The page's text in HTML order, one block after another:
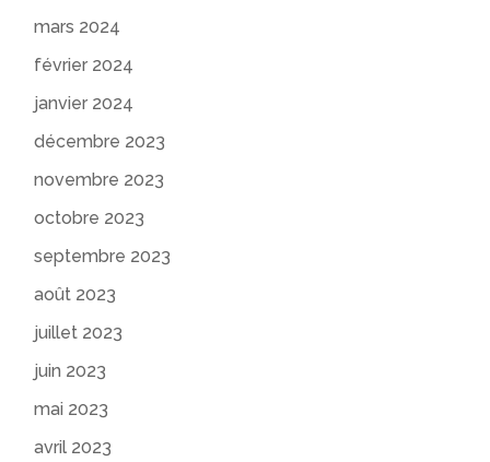
mars 2024
février 2024
janvier 2024
décembre 2023
novembre 2023
octobre 2023
septembre 2023
août 2023
juillet 2023
juin 2023
mai 2023
avril 2023